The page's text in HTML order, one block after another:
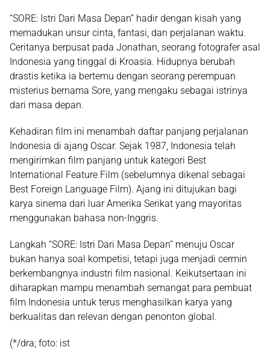
“SORE: Istri Dari Masa Depan” hadir dengan kisah yang
memadukan unsur cinta, fantasi, dan perjalanan waktu.
Ceritanya berpusat pada Jonathan, seorang fotografer asal
Indonesia yang tinggal di Kroasia. Hidupnya berubah
drastis ketika ia bertemu dengan seorang perempuan
misterius bernama Sore, yang mengaku sebagai istrinya
dari masa depan.
Kehadiran film ini menambah daftar panjang perjalanan
Indonesia di ajang Oscar. Sejak 1987, Indonesia telah
mengirimkan film panjang untuk kategori Best
International Feature Film (sebelumnya dikenal sebagai
Best Foreign Language Film). Ajang ini ditujukan bagi
karya sinema dari luar Amerika Serikat yang mayoritas
menggunakan bahasa non-Inggris.
Langkah “SORE: Istri Dari Masa Depan” menuju Oscar
bukan hanya soal kompetisi, tetapi juga menjadi cermin
berkembangnya industri film nasional. Keikutsertaan ini
diharapkan mampu menambah semangat para pembuat
film Indonesia untuk terus menghasilkan karya yang
berkualitas dan relevan dengan penonton global.
(*/dra; foto: ist